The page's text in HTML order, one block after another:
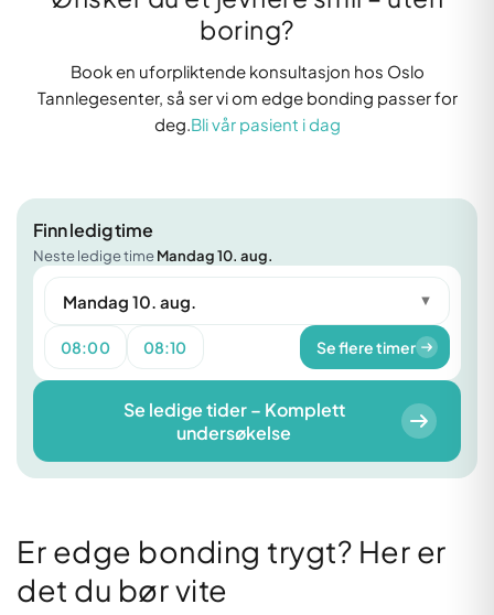
boring?
Book en uforpliktende konsultasjon hos Oslo
Tannlegesenter, så ser vi om edge bonding passer for
deg.Bli vår pasient i dag
Finn ledig time
Neste ledige timeMandag 10. aug.
Mandag 10. aug. ▼
08:00 08:10 Se flere timer
Se ledige tider – Komplett
undersøkelse
Er edge bonding trygt? Her er
det du bør vite